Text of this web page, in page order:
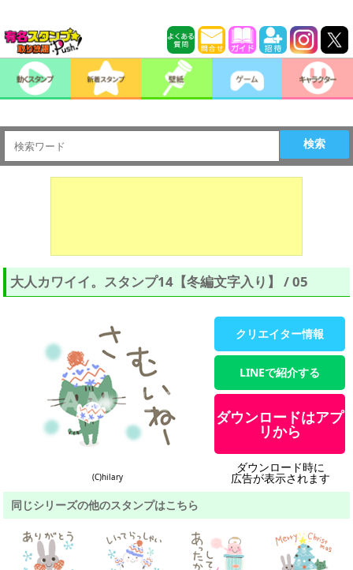
検索
大人カワイイ。スタンプ14【冬編文字入り】 / 05
(C)hilary
クリエイター情報
LINEで紹介する
ダウンロードはアプ
リから
ダウンロード時に
広告が表示されます
同じシリーズの他のスタンプはこちら